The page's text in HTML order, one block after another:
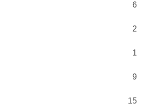
6
2
1
9
15